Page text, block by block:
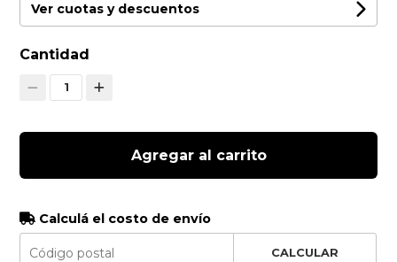
Ver cuotas y descuentos
Cantidad
1
Agregar al carrito
Calculá el costo de envío
CALCULAR